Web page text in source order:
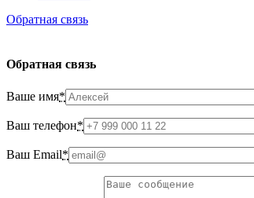
Обратная связь
Обратная связь
Ваше имя*
Ваш телефон*
Ваш Email*